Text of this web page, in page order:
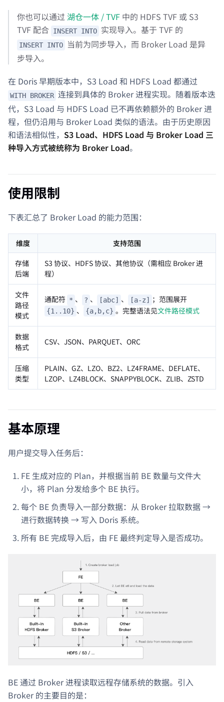
你也可以通过湖仓一体 / TVF 中的 HDFS TVF 或 S3
TVF 配合 INSERT INTO 实现导入。基于 TVF 的
INSERT INTO
当前为同步导入，而 Broker Load 是异
步导入。
在 Doris 早期版本中，S3 Load 和 HDFS Load 都通过
WITH BROKER 连接到具体的 Broker 进程实现。随着版本迭
代，S3 Load 与 HDFS Load 已不再依赖额外的 Broker 进
程，但仍沿用与 Broker Load 类似的语法。由于历史原因
和语法相似性， S3 Load、HDFS Load 与 Broker Load 三
种导入方式被统称为 Broker Load。
使用限制
下表汇总了 Broker Load 的能力范围：
维度
支持范围
存储
后端
S3 协议、HDFS 协议、其他协议（需相应 Broker 进
程）
文件
路径
模式
通配符 * 、 ? 、 [abc] 、 [a-z] ；范围展开
{1..10} 、 {a,b,c} 。完整语法见文件路径模式
数据
格式
CSV、JSON、PARQUET、ORC
压缩
类型
PLAIN、GZ、LZO、BZ2、LZ4FRAME、DEFLATE、
LZOP、LZ4BLOCK、SNAPPYBLOCK、ZLIB、ZSTD
基本原理
用户提交导入任务后：
FE 生成对应的 Plan，并根据当前 BE 数量与文件大
小，将 Plan 分发给多个 BE 执行。
每个 BE 负责导入一部分数据：从 Broker 拉取数据 →
进行数据转换 → 写入 Doris 系统。
所有 BE 完成导入后，由 FE 最终判定导入是否成功。
BE 通过 Broker 进程读取远程存储系统的数据。引入
Broker 的主要目的是：